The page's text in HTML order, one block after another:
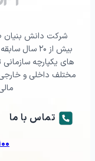
شرکت دانش بنیان
بیش از ۲۰
های یکپارچه
مختلف داخلی و خارجی و
تماس با ما